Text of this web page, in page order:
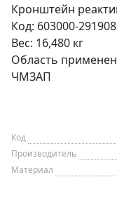
Кронштейн
Код: 603000-
Вес: 16,480 кг
Область
ЧМЗАП
Код
Производитель
Материал